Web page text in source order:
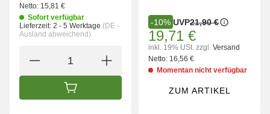
Netto: 15,81 €
Sofort verfügbar
Lieferzeit: 2 - 5 Werktage (DE -
Ausland abweichend)
IN DEN WARENKORB
-10% UVP21,90 €
19,71 €
inkl. 19% USt. zzgl. Versand
Netto: 16,56 €
Momentan nicht verfügbar
ZUM ARTIKEL